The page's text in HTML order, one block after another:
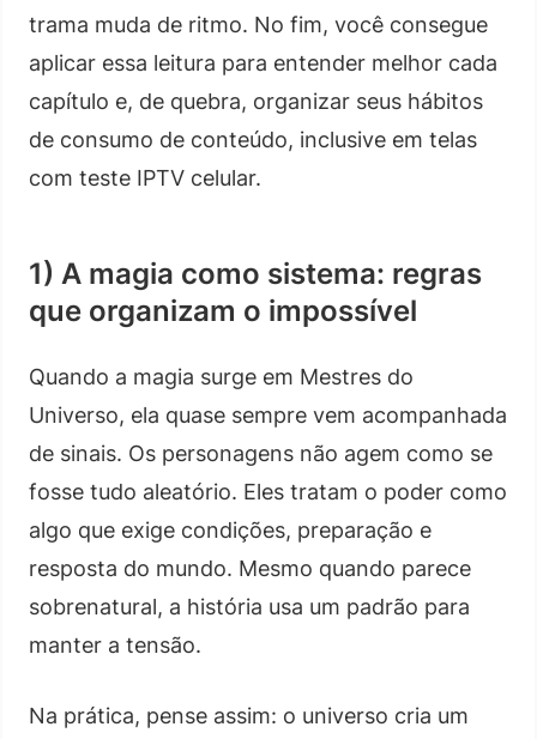
trama muda de ritmo. No fim, você consegue
aplicar essa leitura para entender melhor cada
capítulo e, de quebra, organizar seus hábitos
de consumo de conteúdo, inclusive em telas
com teste IPTV celular.
1) A magia como sistema: regras
que organizam o impossível
Quando a magia surge em Mestres do
Universo, ela quase sempre vem acompanhada
de sinais. Os personagens não agem como se
fosse tudo aleatório. Eles tratam o poder como
algo que exige condições, preparação e
resposta do mundo. Mesmo quando parece
sobrenatural, a história usa um padrão para
manter a tensão.
Na prática, pense assim: o universo cria um